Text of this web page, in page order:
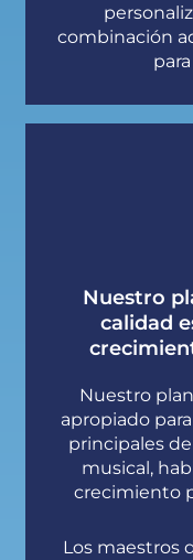
combinación
Nuestro
calidad
Nuestro
apropiado
principales
musical,
crecimiento
Los maestros